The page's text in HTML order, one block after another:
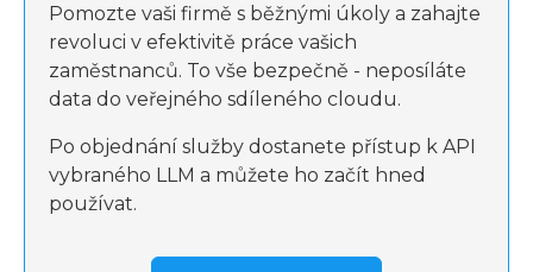
Pomozte vaši firmě s běžnými úkoly a zahajte
revoluci v efektivitě práce vašich
zaměstnanců. To vše bezpečně - neposíláte
data do veřejného sdíleného cloudu.
Po objednání služby dostanete přístup k API
vybraného LLM a můžete ho začít hned
používat.